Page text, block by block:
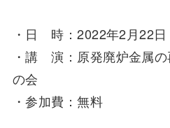
・日 時：2022年2月22
・講 演：原発廃炉金属
の会
・参加費：無料